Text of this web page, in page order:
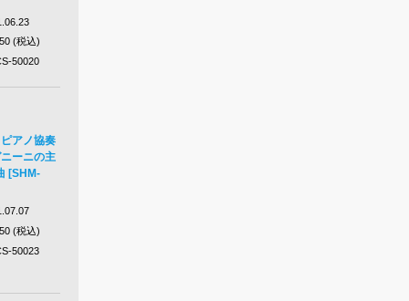
(税込)
50020
アノ協奏
ーニの主
[SHM-
(税込)
50023